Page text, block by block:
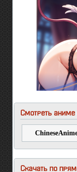
Смотреть аниме
Скачать по